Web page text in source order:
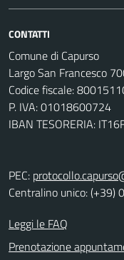
CONTATTI
Comune di Capurso
Largo San Francesco
Codice fiscale:
P. IVA: 01018600724
IBAN TESORERIA:
PEC:
Centralino unico: (+39)
Leggi le FAQ
Prenotazione